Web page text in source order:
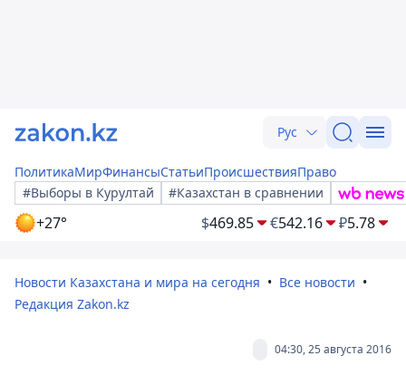
Рус
ПолитикаМирФинансыСтатьиПроисшествияПраво
#Выборы в Курултай
#Казахстан в сравнении
+27° $469.85 €542.16 ₽5.78
Новости Казахстана и мира на сегодня
Все новости
Редакция Zakon.kz
04:30, 25 августа 2016